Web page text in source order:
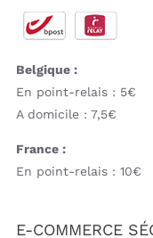
Belgique :
En point-relais : 5€
A domicile : 7,5€
France :
En point-relais : 10€
E-COMMERCE